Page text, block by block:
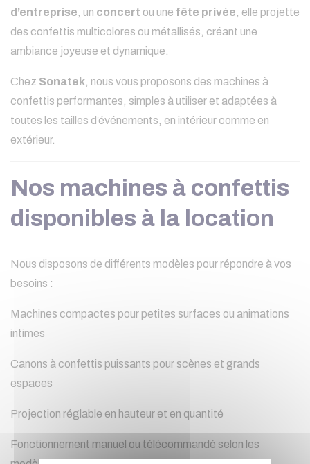
d’entreprise , un concert ou une fête privée , elle projette
des confettis multicolores ou métallisés, créant une
ambiance joyeuse et dynamique.
Chez Sonatek , nous vous proposons des machines à
confettis performantes, simples à utiliser et adaptées à
toutes les tailles d’événements, en intérieur comme en
extérieur.
Nos machines à confettis
disponibles à la location
Nous disposons de différents modèles pour répondre à vos
besoins :
Machines compactes pour petites surfaces ou animations
intimes
Canons à confettis puissants pour scènes et grands
espaces
Projection réglable en hauteur et en quantité
Fonctionnement manuel ou télécommandé selon les